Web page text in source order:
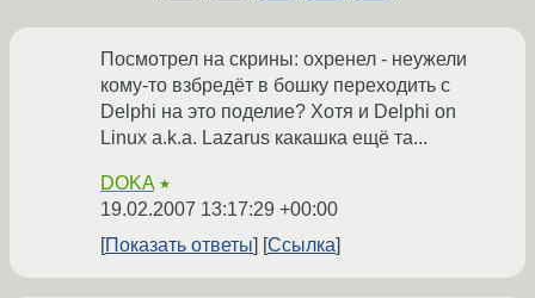
Посмотрел на скрины: охренел - неужели
кому-то взбредёт в бошку переходить с
Delphi на это поделие? Хотя и Delphi on
Linux a.k.a. Lazarus какашка ещё та...
DOKA ★
19.02.2007 13:17:29 +00:00
Показать ответы
Ссылка